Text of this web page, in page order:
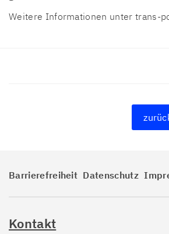
Weitere Informationen unter trans-
Barrierefreiheit Datenschutz
Kontakt